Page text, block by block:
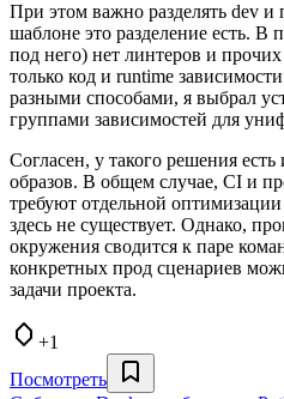
При этом важно разделять dev и
шаблоне это разделение есть. В
под него) нет линтеров и
только код и runtime
разными способами, я выбрал
группами зависимостей для
Согласен, у такого решения
образов. В общем случае, CI и
требуют отдельной
здесь не существует. Однако,
окружения сводится к паре
конкретных прод сценариев
задачи проекта.
+1
Посмотреть